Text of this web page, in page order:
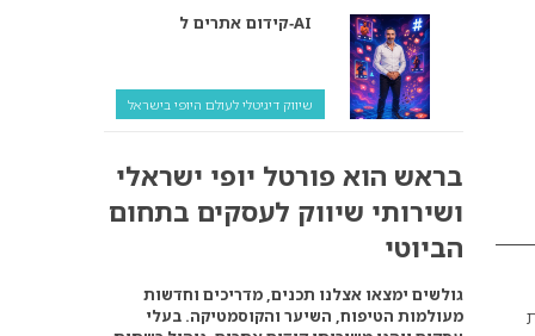
קידום אתרים ל‑AI
שיווק דיגיטלי לעולם היופי בישראל
ולמה העסק שלך צריך
להתאים את עצמו אליהם?
קידום ל‑AI לעומת קידום
רגיל: איפה הכסף נמצא
באמת?
בראש הוא פורטל יופי ישראלי
ושירותי שיווק לעסקים בתחום
הביוטי
גולשים ימצאו אצלנו תכנים, מדריכים וחדשות
מעולמות הטיפוח, השיער והקוסמטיקה. בעלי